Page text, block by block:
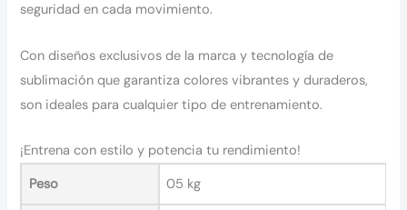
seguridad en cada movimiento.
Con diseños exclusivos de la marca y tecnología de
sublimación que garantiza colores vibrantes y duraderos,
son ideales para cualquier tipo de entrenamiento.
¡Entrena con estilo y potencia tu rendimiento!
Peso
05 kg